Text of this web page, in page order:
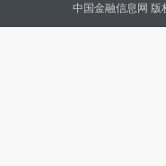
中国金融信息网 版